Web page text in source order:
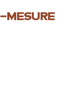
MESURE